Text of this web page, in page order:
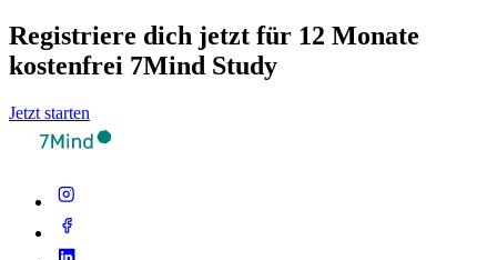
Registriere dich jetzt für 12 Monate
kostenfrei 7Mind Study
Jetzt starten